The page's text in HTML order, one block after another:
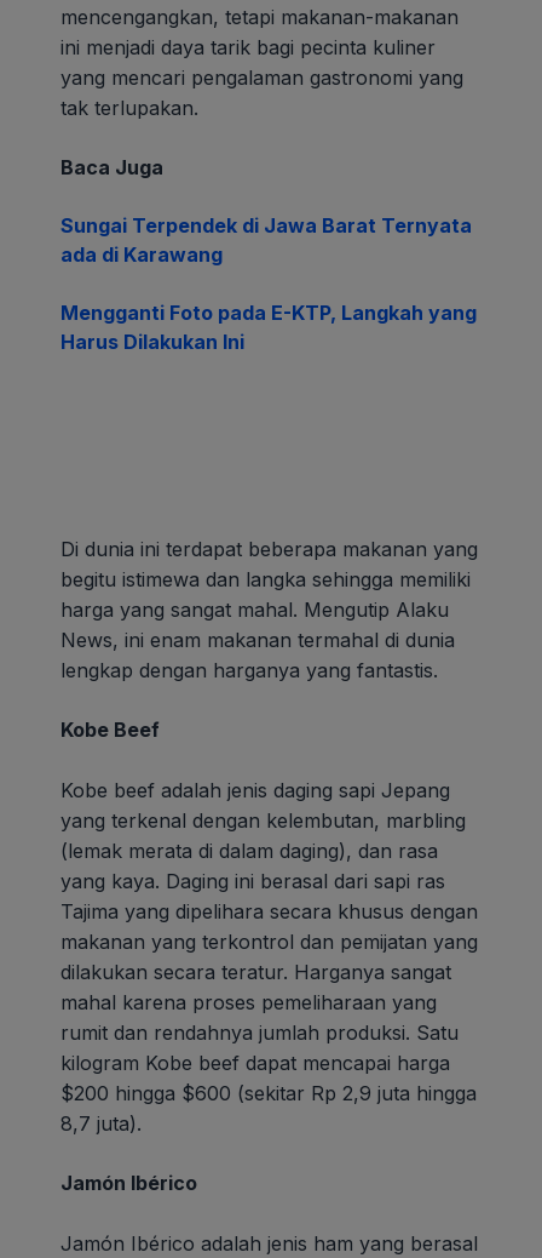
mencengangkan, tetapi makanan-makanan
ini menjadi daya tarik bagi pecinta kuliner
yang mencari pengalaman gastronomi yang
tak terlupakan.
Baca Juga
Sungai Terpendek di Jawa Barat Ternyata
ada di Karawang
Mengganti Foto pada E-KTP, Langkah yang
Harus Dilakukan Ini
Di dunia ini terdapat beberapa makanan yang
begitu istimewa dan langka sehingga memiliki
harga yang sangat mahal. Mengutip Alaku
News, ini enam makanan termahal di dunia
lengkap dengan harganya yang fantastis.
Kobe Beef
Kobe beef adalah jenis daging sapi Jepang
yang terkenal dengan kelembutan, marbling
(lemak merata di dalam daging), dan rasa
yang kaya. Daging ini berasal dari sapi ras
Tajima yang dipelihara secara khusus dengan
makanan yang terkontrol dan pemijatan yang
dilakukan secara teratur. Harganya sangat
mahal karena proses pemeliharaan yang
rumit dan rendahnya jumlah produksi. Satu
kilogram Kobe beef dapat mencapai harga
$200 hingga $600 (sekitar Rp 2,9 juta hingga
8,7 juta).
Jamón Ibérico
Jamón Ibérico adalah jenis ham yang berasal